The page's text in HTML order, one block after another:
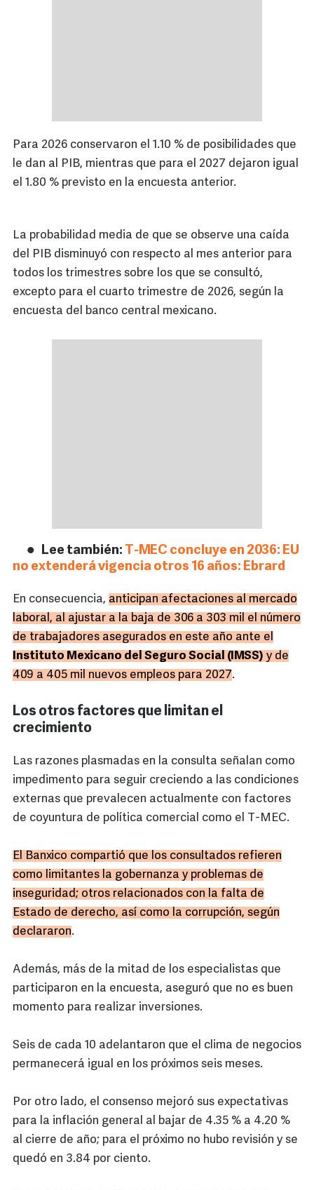
Para 2026 conservaron el 1.10 % de posibilidades que
le dan al PIB, mientras que para el 2027 dejaron igual
el 1.80 % previsto en la encuesta anterior.
La probabilidad media de que se observe una caída
del PIB disminuyó con respecto al mes anterior para
todos los trimestres sobre los que se consultó,
excepto para el cuarto trimestre de 2026, según la
encuesta del banco central mexicano.
Lee también: T-MEC concluye en 2036: EU
no extenderá vigencia otros 16 años: Ebrard
En consecuencia, anticipan afectaciones al mercado
laboral, al ajustar a la baja de 306 a 303 mil el número
de trabajadores asegurados en este año ante el
Instituto Mexicano del Seguro Social (IMSS) y de
409 a 405 mil nuevos empleos para 2027.
Los otros factores que limitan el
crecimiento
Las razones plasmadas en la consulta señalan como
impedimento para seguir creciendo a las condiciones
externas que prevalecen actualmente con factores
de coyuntura de política comercial como el T-MEC.
El Banxico compartió que los consultados refieren
como limitantes la gobernanza y problemas de
inseguridad; otros relacionados con la falta de
Estado de derecho, así como la corrupción, según
declararon.
Además, más de la mitad de los especialistas que
participaron en la encuesta, aseguró que no es buen
momento para realizar inversiones.
Seis de cada 10 adelantaron que el clima de negocios
permanecerá igual en los próximos seis meses.
Por otro lado, el consenso mejoró sus expectativas
para la inflación general al bajar de 4.35 % a 4.20 %
al cierre de año; para el próximo no hubo revisión y se
quedó en 3.84 por ciento.